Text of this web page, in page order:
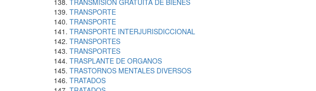
TRANSMISION GRATUITA DE BIENES
TRANSPORTE
TRANSPORTE
TRANSPORTE INTERJURISDICCIONAL
TRANSPORTES
TRANSPORTES
TRASPLANTE DE ORGANOS
TRASTORNOS MENTALES DIVERSOS
TRATADOS